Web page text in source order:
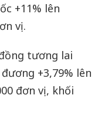
+11% lên
vị.
tương lai
+3,79% lên
đơn vị, khối